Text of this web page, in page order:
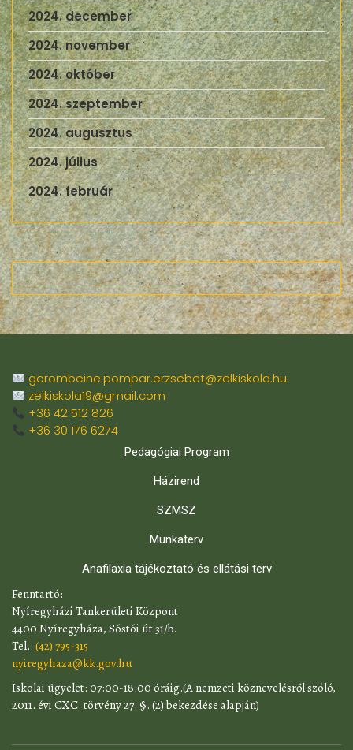
2024. december
2024. november
2024. október
2024. szeptember
2024. augusztus
2024. július
2024. február
gorombeine.pompar.erzsebet@zelkiskola.hu
zelkiskola19@gmail.com
+36 42 512 826
+36 30 176 6274
Pedagógiai Program
Házirend
SZMSZ
Munkaterv
Anafilaxia tájékoztató és ellátási terv
​Fenntartó:
Nyíregyházi Tankerületi Központ
4400 Nyíregyháza, Sóstói út 31/b.
Tel.: (42) 795-315
nyiregyhaza@kk.gov.hu
​Iskolai ügyelet: 07:00-18:00 óráig.(A nemzeti köznevelésről szóló,
2011. évi CXC. törvény 27. §. (2) bekezdése alapján)